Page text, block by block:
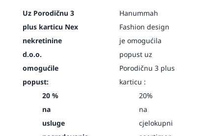
Uz Porodičnu 3
plus karticu Nex
nekretinine
d.o.o.
omogućile
popust:
20 %
na
usluge
Hanummah
Fashion design
je omogućila
popust uz
Porodičnu 3 plus
karticu :
20%
na
cjelokupni